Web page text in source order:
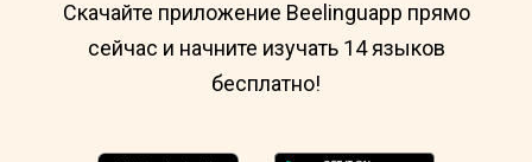
Скачайте приложение Beelinguapp прямо
сейчас и начните изучать 14 языков
бесплатно!